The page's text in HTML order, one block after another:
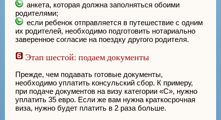
анкета, которая должна заполняться обоими
родителями;
если ребенок отправляется в путешествие с одним
их родителей, необходимо подготовить нотариально
заверенное согласие на поездку другого родителя.
Этап шестой: подаем документы
Прежде, чем подавать готовые документы,
необходимо уплатить консульский сбор. К примеру,
при подаче документов на визу категории «C», нужно
уплатить 35 евро. Если же вам нужна краткосрочная
виза, нужно будет платить в 2 раза больше.